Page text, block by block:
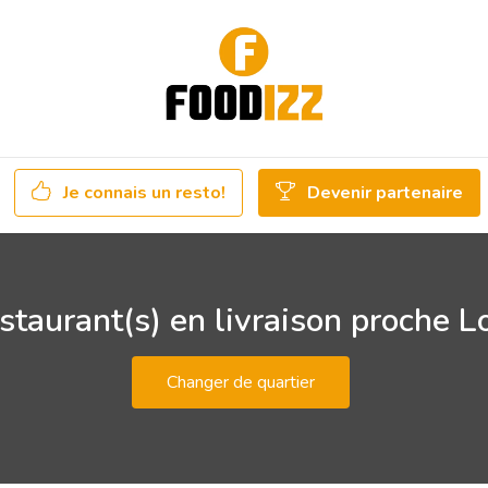
Je connais un resto! Devenir partenaire
en livraison proche
Changer de quartier